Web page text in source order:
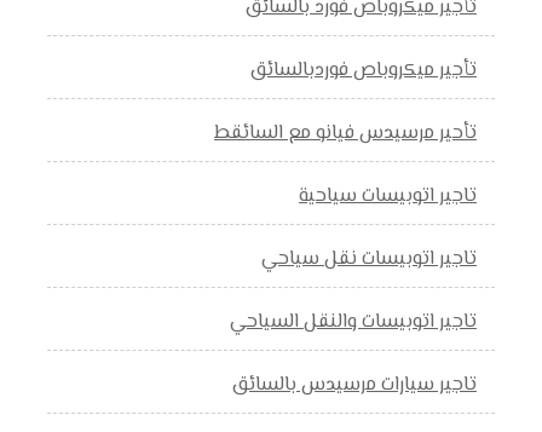
تأجير ميكروباص فورد بالسائق
تأجير ميكروباص فوردبالسائق
تأحير مرسيدس فيانو مع السائقط
تاجير اتوبيسات سياحية
تاجير اتوبيسات نقل سياحي
تاجير اتوبيسات والنقل السياحي
تاجير سيارات مرسيدس بالسائق